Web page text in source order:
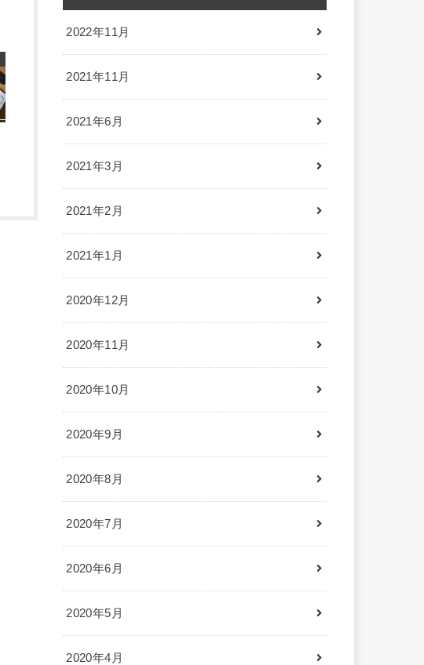
2022年11月
2021年11月
2021年6月
2021年3月
2021年2月
2021年1月
2020年12月
2020年11月
2020年10月
2020年9月
2020年8月
2020年7月
2020年6月
2020年5月
2020年4月